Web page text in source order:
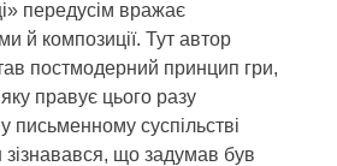
передусім вражає
й композиції. Тут автор
постмодерний принцип гри,
правує цього разу
письменному суспільстві
що задумав був